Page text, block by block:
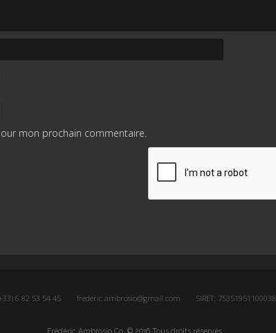
mon prochain commentaire.
6 82 53 54 45 frederic.ambrosio@gmail.com SIRET: 75351951100038
Frédéric Ambrosio Co. © 2016 Tous droits réservés.